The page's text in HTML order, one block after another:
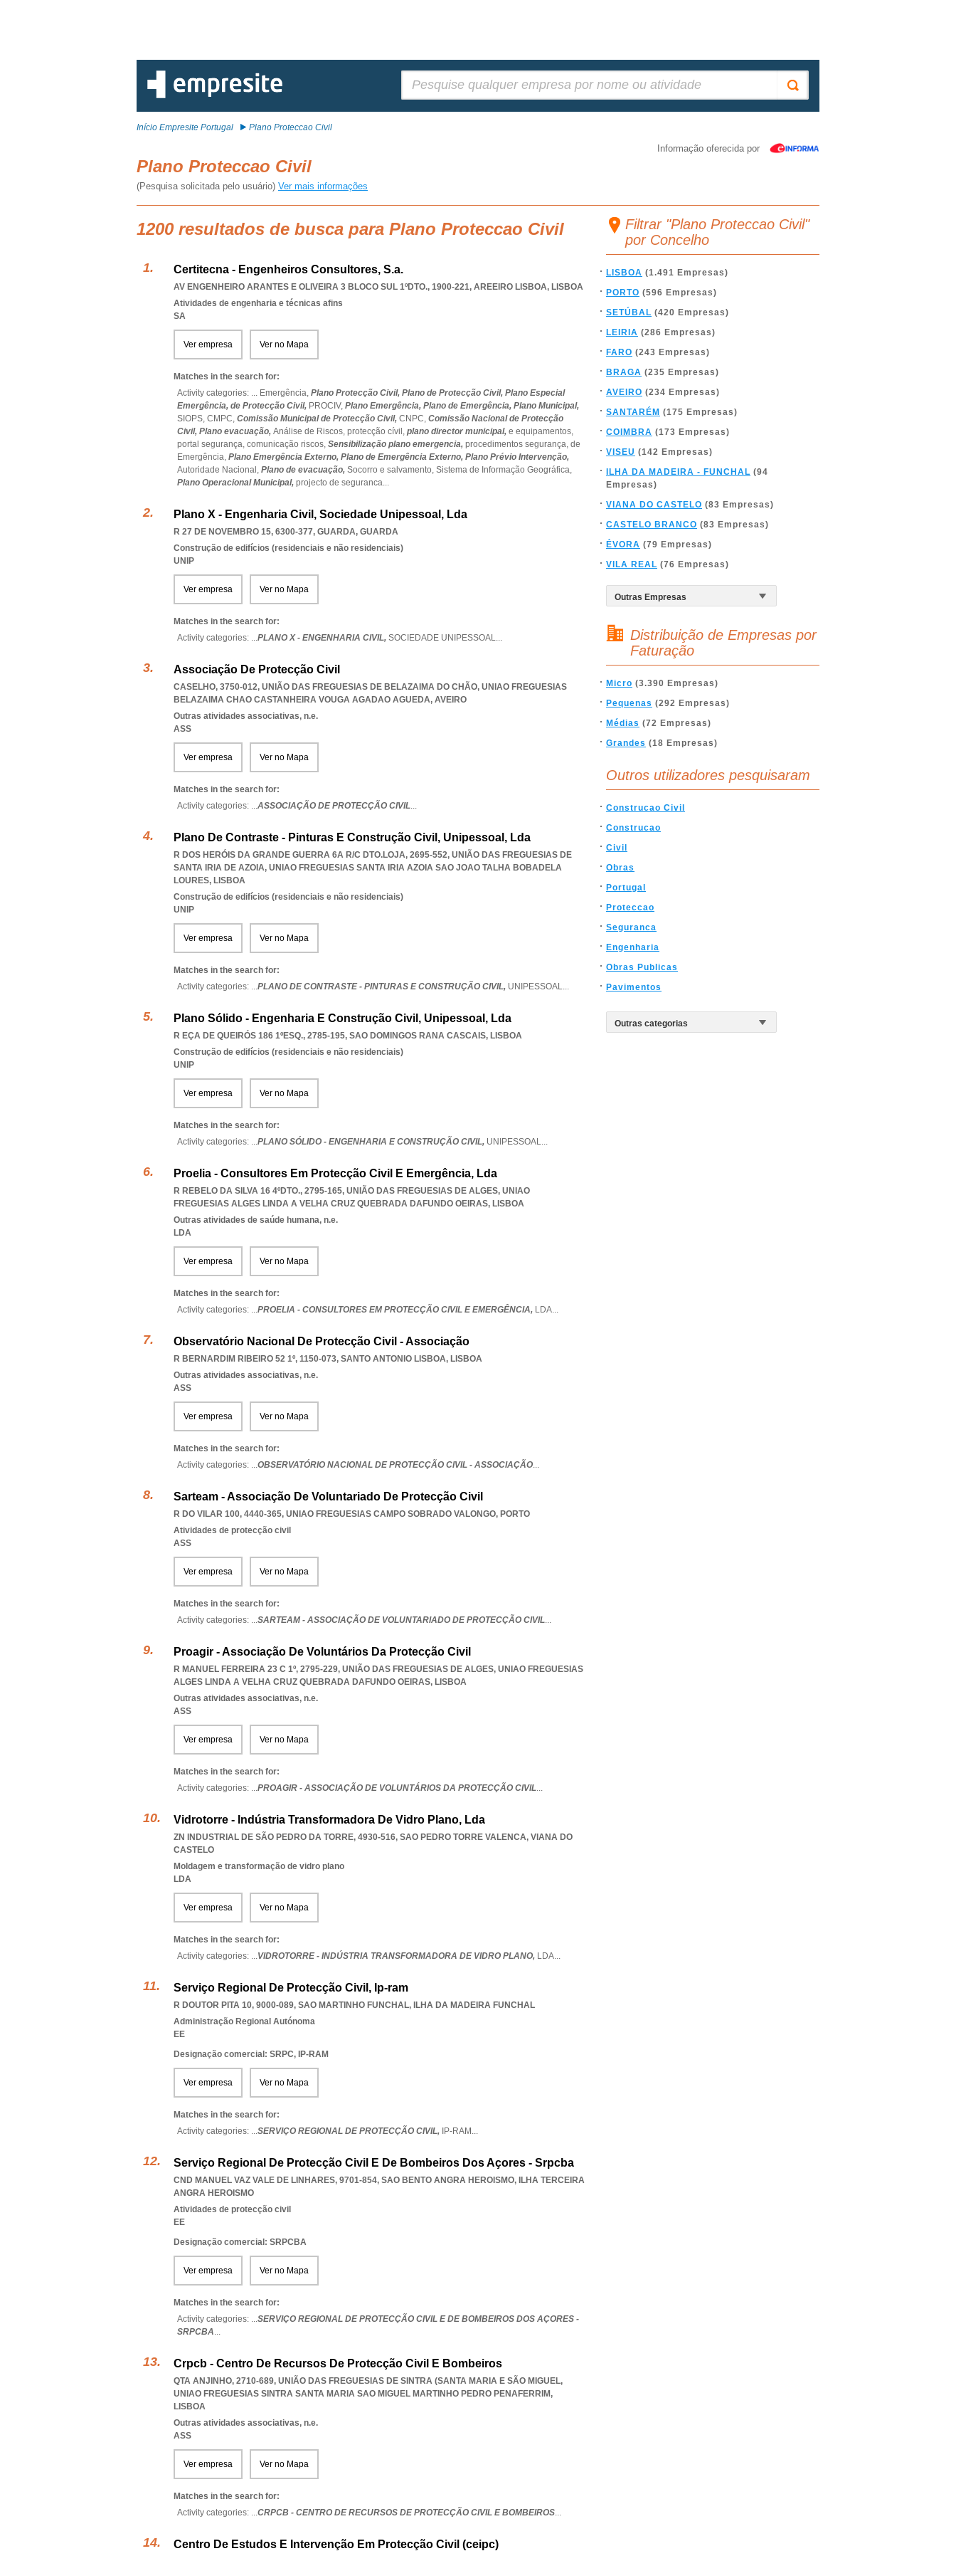
Início Empresite Portugal Plano Proteccao Civil
Informação oferecida por
Plano Proteccao Civil
(Pesquisa solicitada pelo usuário) Ver mais informações
1200 resultados de busca para Plano Proteccao Civil
Certitecna - Engenheiros Consultores, S.a.
AV ENGENHEIRO ARANTES E OLIVEIRA 3 BLOCO SUL 1ºDTO., 1900-221, AREEIRO LISBOA, LISBOA
Atividades de engenharia e técnicas afins
SA
Ver empresa Ver no Mapa
Matches in the search for:
Activity categories: ... Emergência, Plano Protecção Civil, Plano de Protecção Civil, Plano Especial
Emergência, de Protecção Civil, PROCIV, Plano Emergência, Plano de Emergência, Plano Municipal,
SIOPS, CMPC, Comissão Municipal de Protecção Civil, CNPC, Comissão Nacional de Protecção
Civil, Plano evacuação, Análise de Riscos, protecção cívil, plano director municipal, e equipamentos,
portal segurança, comunicação riscos, Sensibilização plano emergencia, procedimentos segurança, de
Emergência, Plano Emergência Externo, Plano de Emergência Externo, Plano Prévio Intervenção,
Autoridade Nacional, Plano de evacuação, Socorro e salvamento, Sistema de Informação Geográfica,
Plano Operacional Municipal, projecto de seguranca...
Plano X - Engenharia Civil, Sociedade Unipessoal, Lda
R 27 DE NOVEMBRO 15, 6300-377, GUARDA, GUARDA
Construção de edifícios (residenciais e não residenciais)
UNIP
Ver empresa Ver no Mapa
Matches in the search for:
Activity categories: ...PLANO X - ENGENHARIA CIVIL, SOCIEDADE UNIPESSOAL...
Associação De Protecção Civil
CASELHO, 3750-012, UNIÃO DAS FREGUESIAS DE BELAZAIMA DO CHÃO, UNIAO FREGUESIAS
BELAZAIMA CHAO CASTANHEIRA VOUGA AGADAO AGUEDA, AVEIRO
Outras atividades associativas, n.e.
ASS
Ver empresa Ver no Mapa
Matches in the search for:
Activity categories: ...ASSOCIAÇÃO DE PROTECÇÃO CIVIL...
Plano De Contraste - Pinturas E Construção Civil, Unipessoal, Lda
R DOS HERÓIS DA GRANDE GUERRA 6A R/C DTO.LOJA, 2695-552, UNIÃO DAS FREGUESIAS DE
SANTA IRIA DE AZOIA, UNIAO FREGUESIAS SANTA IRIA AZOIA SAO JOAO TALHA BOBADELA
LOURES, LISBOA
Construção de edifícios (residenciais e não residenciais)
UNIP
Ver empresa Ver no Mapa
Matches in the search for:
Activity categories: ...PLANO DE CONTRASTE - PINTURAS E CONSTRUÇÃO CIVIL, UNIPESSOAL...
Plano Sólido - Engenharia E Construção Civil, Unipessoal, Lda
R EÇA DE QUEIRÓS 186 1ºESQ., 2785-195, SAO DOMINGOS RANA CASCAIS, LISBOA
Construção de edifícios (residenciais e não residenciais)
UNIP
Ver empresa Ver no Mapa
Matches in the search for:
Activity categories: ...PLANO SÓLIDO - ENGENHARIA E CONSTRUÇÃO CIVIL, UNIPESSOAL...
Proelia - Consultores Em Protecção Civil E Emergência, Lda
R REBELO DA SILVA 16 4ºDTO., 2795-165, UNIÃO DAS FREGUESIAS DE ALGES, UNIAO
FREGUESIAS ALGES LINDA A VELHA CRUZ QUEBRADA DAFUNDO OEIRAS, LISBOA
Outras atividades de saúde humana, n.e.
LDA
Ver empresa Ver no Mapa
Matches in the search for:
Activity categories: ...PROELIA - CONSULTORES EM PROTECÇÃO CIVIL E EMERGÊNCIA, LDA...
Observatório Nacional De Protecção Civil - Associação
R BERNARDIM RIBEIRO 52 1º, 1150-073, SANTO ANTONIO LISBOA, LISBOA
Outras atividades associativas, n.e.
ASS
Ver empresa Ver no Mapa
Matches in the search for:
Activity categories: ...OBSERVATÓRIO NACIONAL DE PROTECÇÃO CIVIL - ASSOCIAÇÃO...
Sarteam - Associação De Voluntariado De Protecção Civil
R DO VILAR 100, 4440-365, UNIAO FREGUESIAS CAMPO SOBRADO VALONGO, PORTO
Atividades de protecção civil
ASS
Ver empresa Ver no Mapa
Matches in the search for:
Activity categories: ...SARTEAM - ASSOCIAÇÃO DE VOLUNTARIADO DE PROTECÇÃO CIVIL...
Proagir - Associação De Voluntários Da Protecção Civil
R MANUEL FERREIRA 23 C 1º, 2795-229, UNIÃO DAS FREGUESIAS DE ALGES, UNIAO FREGUESIAS
ALGES LINDA A VELHA CRUZ QUEBRADA DAFUNDO OEIRAS, LISBOA
Outras atividades associativas, n.e.
ASS
Ver empresa Ver no Mapa
Matches in the search for:
Activity categories: ...PROAGIR - ASSOCIAÇÃO DE VOLUNTÁRIOS DA PROTECÇÃO CIVIL...
Vidrotorre - Indústria Transformadora De Vidro Plano, Lda
ZN INDUSTRIAL DE SÃO PEDRO DA TORRE, 4930-516, SAO PEDRO TORRE VALENCA, VIANA DO
CASTELO
Moldagem e transformação de vidro plano
LDA
Ver empresa Ver no Mapa
Matches in the search for:
Activity categories: ...VIDROTORRE - INDÚSTRIA TRANSFORMADORA DE VIDRO PLANO, LDA...
Serviço Regional De Protecção Civil, Ip-ram
R DOUTOR PITA 10, 9000-089, SAO MARTINHO FUNCHAL, ILHA DA MADEIRA FUNCHAL
Administração Regional Autónoma
EE
Designação comercial: SRPC, IP-RAM
Ver empresa Ver no Mapa
Matches in the search for:
Activity categories: ...SERVIÇO REGIONAL DE PROTECÇÃO CIVIL, IP-RAM ...
Serviço Regional De Protecção Civil E De Bombeiros Dos Açores - Srpcba
CND MANUEL VAZ VALE DE LINHARES, 9701-854, SAO BENTO ANGRA HEROISMO, ILHA TERCEIRA
ANGRA HEROISMO
Atividades de protecção civil
EE
Designação comercial: SRPCBA
Ver empresa Ver no Mapa
Matches in the search for:
Activity categories: ...SERVIÇO REGIONAL DE PROTECÇÃO CIVIL E DE BOMBEIROS DOS AÇORES -
SRPCBA...
Crpcb - Centro De Recursos De Protecção Civil E Bombeiros
QTA ANJINHO, 2710-689, UNIÃO DAS FREGUESIAS DE SINTRA (SANTA MARIA E SÃO MIGUEL,
UNIAO FREGUESIAS SINTRA SANTA MARIA SAO MIGUEL MARTINHO PEDRO PENAFERRIM,
LISBOA
Outras atividades associativas, n.e.
ASS
Ver empresa Ver no Mapa
Matches in the search for:
Activity categories: ...CRPCB - CENTRO DE RECURSOS DE PROTECÇÃO CIVIL E BOMBEIROS...
Centro De Estudos E Intervenção Em Protecção Civil (ceipc)
Filtrar "Plano Proteccao Civil"
por Concelho
LISBOA (1.491 Empresas)
PORTO (596 Empresas)
SETÚBAL (420 Empresas)
LEIRIA (286 Empresas)
FARO (243 Empresas)
BRAGA (235 Empresas)
AVEIRO (234 Empresas)
SANTARÉM (175 Empresas)
COIMBRA (173 Empresas)
VISEU (142 Empresas)
ILHA DA MADEIRA - FUNCHAL (94
Empresas)
VIANA DO CASTELO (83 Empresas)
CASTELO BRANCO (83 Empresas)
ÉVORA (79 Empresas)
VILA REAL (76 Empresas)
Distribuição de Empresas por
Faturação
Micro (3.390 Empresas)
Pequenas (292 Empresas)
Médias (72 Empresas)
Grandes (18 Empresas)
Outros utilizadores pesquisaram
Construcao Civil
Construcao
Civil
Obras
Portugal
Proteccao
Seguranca
Engenharia
Obras Publicas
Pavimentos